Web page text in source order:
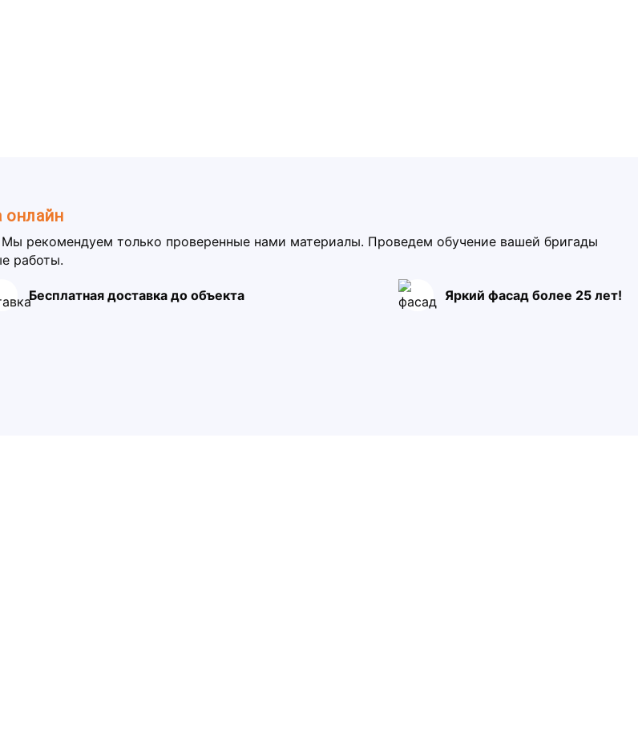
онлайн
рекомендуем только проверенные нами материалы. Проведем обучение вашей бригады
работы.
Бесплатная доставка до объекта Яркий фасад более 25 лет!